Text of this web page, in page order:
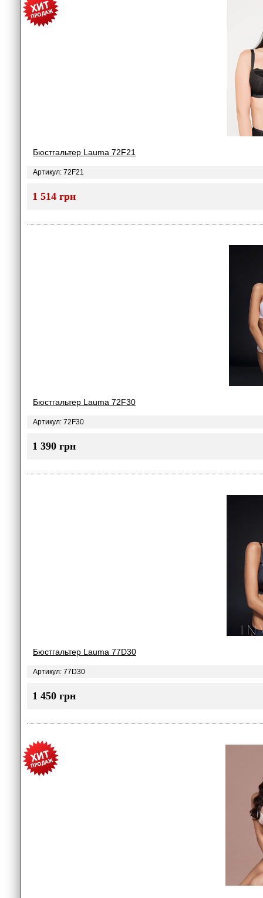
Бюстгальтер Lauma 72F21
Артикул: 72F21
1 514 грн
Бюстгальтер Lauma 72F30
Артикул: 72F30
1 390 грн
Бюстгальтер Lauma 77D30
Артикул: 77D30
1 450 грн